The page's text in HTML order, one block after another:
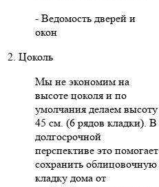
- Ведомость дверей и
окон
2. Цоколь
Мы не экономим на
высоте цоколя и по
умолчания делаем высоту
45 см. (6 рядов кладки). В
долгосрочной
перспективе это помогает
сохранить облицовочную
кладку дома от